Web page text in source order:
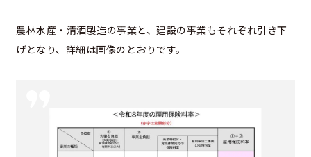
農林水産・清酒製造の事業と、建設の事業もそれぞれ引き下
げとなり、詳細は画像のとおりです。